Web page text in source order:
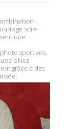
soie-
une
sportives,
alliez
grâce à des